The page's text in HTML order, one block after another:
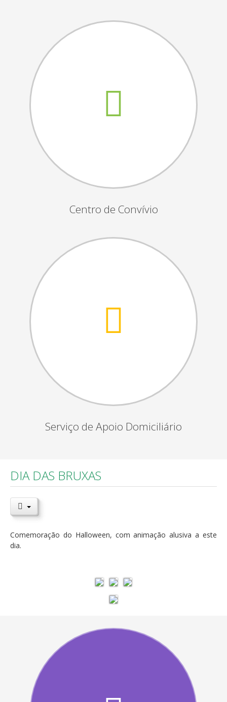
Assembleias Gerais
Semana Sénior
Passeio do Idoso
Associados
Orgãos Sociais
Publicações Oficiais
Contactos
Centro de Convívio
Serviço de Apoio Domiciliário
DIA DAS BRUXAS
Comemoração do Halloween, com animação alusiva a este
dia.